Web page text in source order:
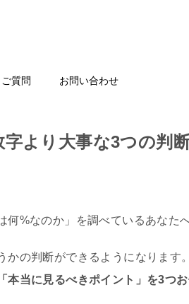
質問 お問い合わせ
より大事な3つの判
何%なのか」を調べているあなた
かの判断ができるようになります
本当に見るべきポイント」を3つ